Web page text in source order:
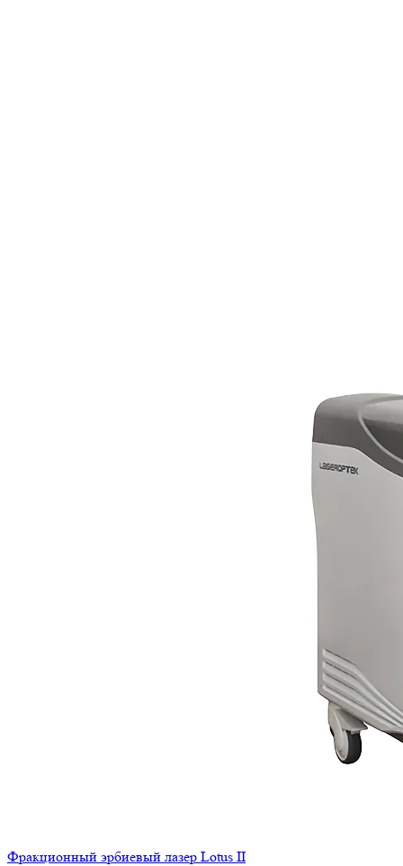
Фракционный эрбиевый лазер Lotus II